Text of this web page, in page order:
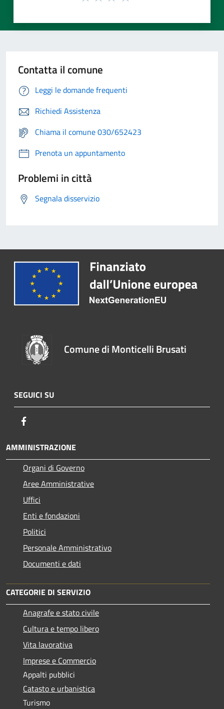
Contatta il comune
Leggi le domande frequenti
Richiedi Assistenza
Chiama il comune 030/652423
Prenota un appuntamento
Problemi in città
Segnala disservizio
Comune di Monticelli Brusati
SEGUICI SU
AMMINISTRAZIONE
Organi di Governo
Aree Amministrative
Uffici
Enti e fondazioni
Politici
Personale Amministrativo
Documenti e dati
CATEGORIE DI SERVIZIO
Anagrafe e stato civile
Cultura e tempo libero
Vita lavorativa
Imprese e Commercio
Appalti pubblici
Catasto e urbanistica
Turismo